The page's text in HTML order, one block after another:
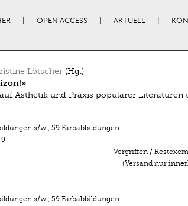
OPEN ACCESS AKTUELL
Lötscher(Hg.)
Ästhetik und Praxis populärer Literaturen
s/w., 59 Farbabbildungen
Vergriffen /
(Versand nur
s/w., 59 Farbabbildungen